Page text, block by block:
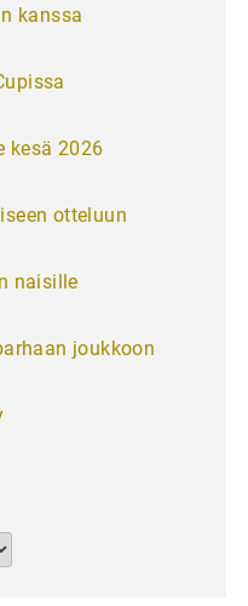
kanssa
kesä 2026
otteluun
naisille
joukkoon